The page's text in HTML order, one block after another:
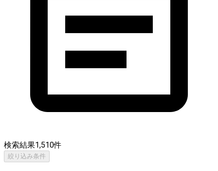
検索結果1,510件
絞り込み条件